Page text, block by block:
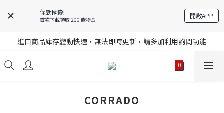
保勁國際
首次下載領取 200 購物金 開啟APP
註冊就送購物金，歡迎加入享更多優惠
註冊就送購物金，歡迎加入享更多優惠
進口商品庫存變動快速，無法即時更新，請多加利用詢問功能
註冊就送購物金，歡迎加入享更多優惠
CORRADO